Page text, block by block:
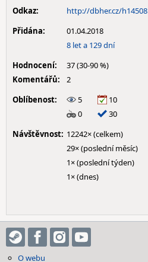
Odkaz:
http://dbher.cz/h14508
Přidána:
01.04.2018
8 let a 129 dní
Hodnocení:
37 (30-90 %)
Komentářů:
2
Oblíbenost:
5
10
0
30
Návštěvnost: 12242× (celkem)
29× (poslední měsíc)
1× (poslední týden)
1× (dnes)
O webu